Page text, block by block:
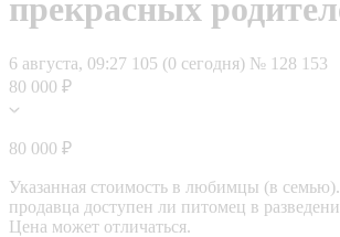
прекрасных
6 августа, 09:27 105 (0 сегодня) № 128 153
80 000 ₽
80 000 ₽
Указанная стоимость в любимцы (в
продавца доступен ли питомец в
Цена может отличаться.